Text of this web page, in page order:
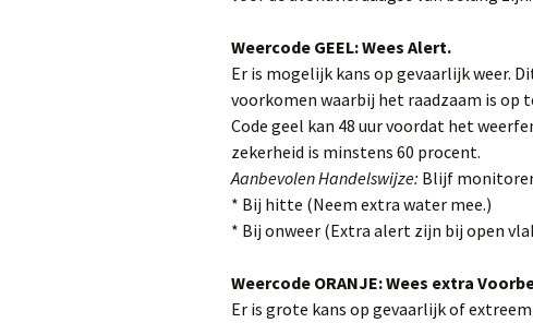
Startkaart en
Weercode GEEL: Wees Alert.
Er is mogelijk kans op gevaarlijk weer.
voorkomen waarbij het raadzaam is op
Code geel kan 48 uur voordat het
zekerheid is minstens 60 procent.
Aanbevolen Handelswijze: Blijf
* Bij hitte (Neem extra water mee.)
* Bij onweer (Extra alert zijn bij open
Weercode ORANJE: Wees extra
Er is grote kans op gevaarlijk of